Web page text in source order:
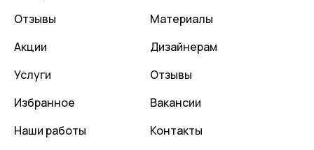
Отзывы
Акции
Услуги
Избранное
Наши работы
Материалы
Дизайнерам
Отзывы
Вакансии
Контакты